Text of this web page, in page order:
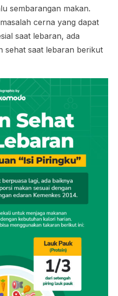
sembarangan makan.
cerna yang dapat
saat lebaran, ada
sehat saat lebaran berikut